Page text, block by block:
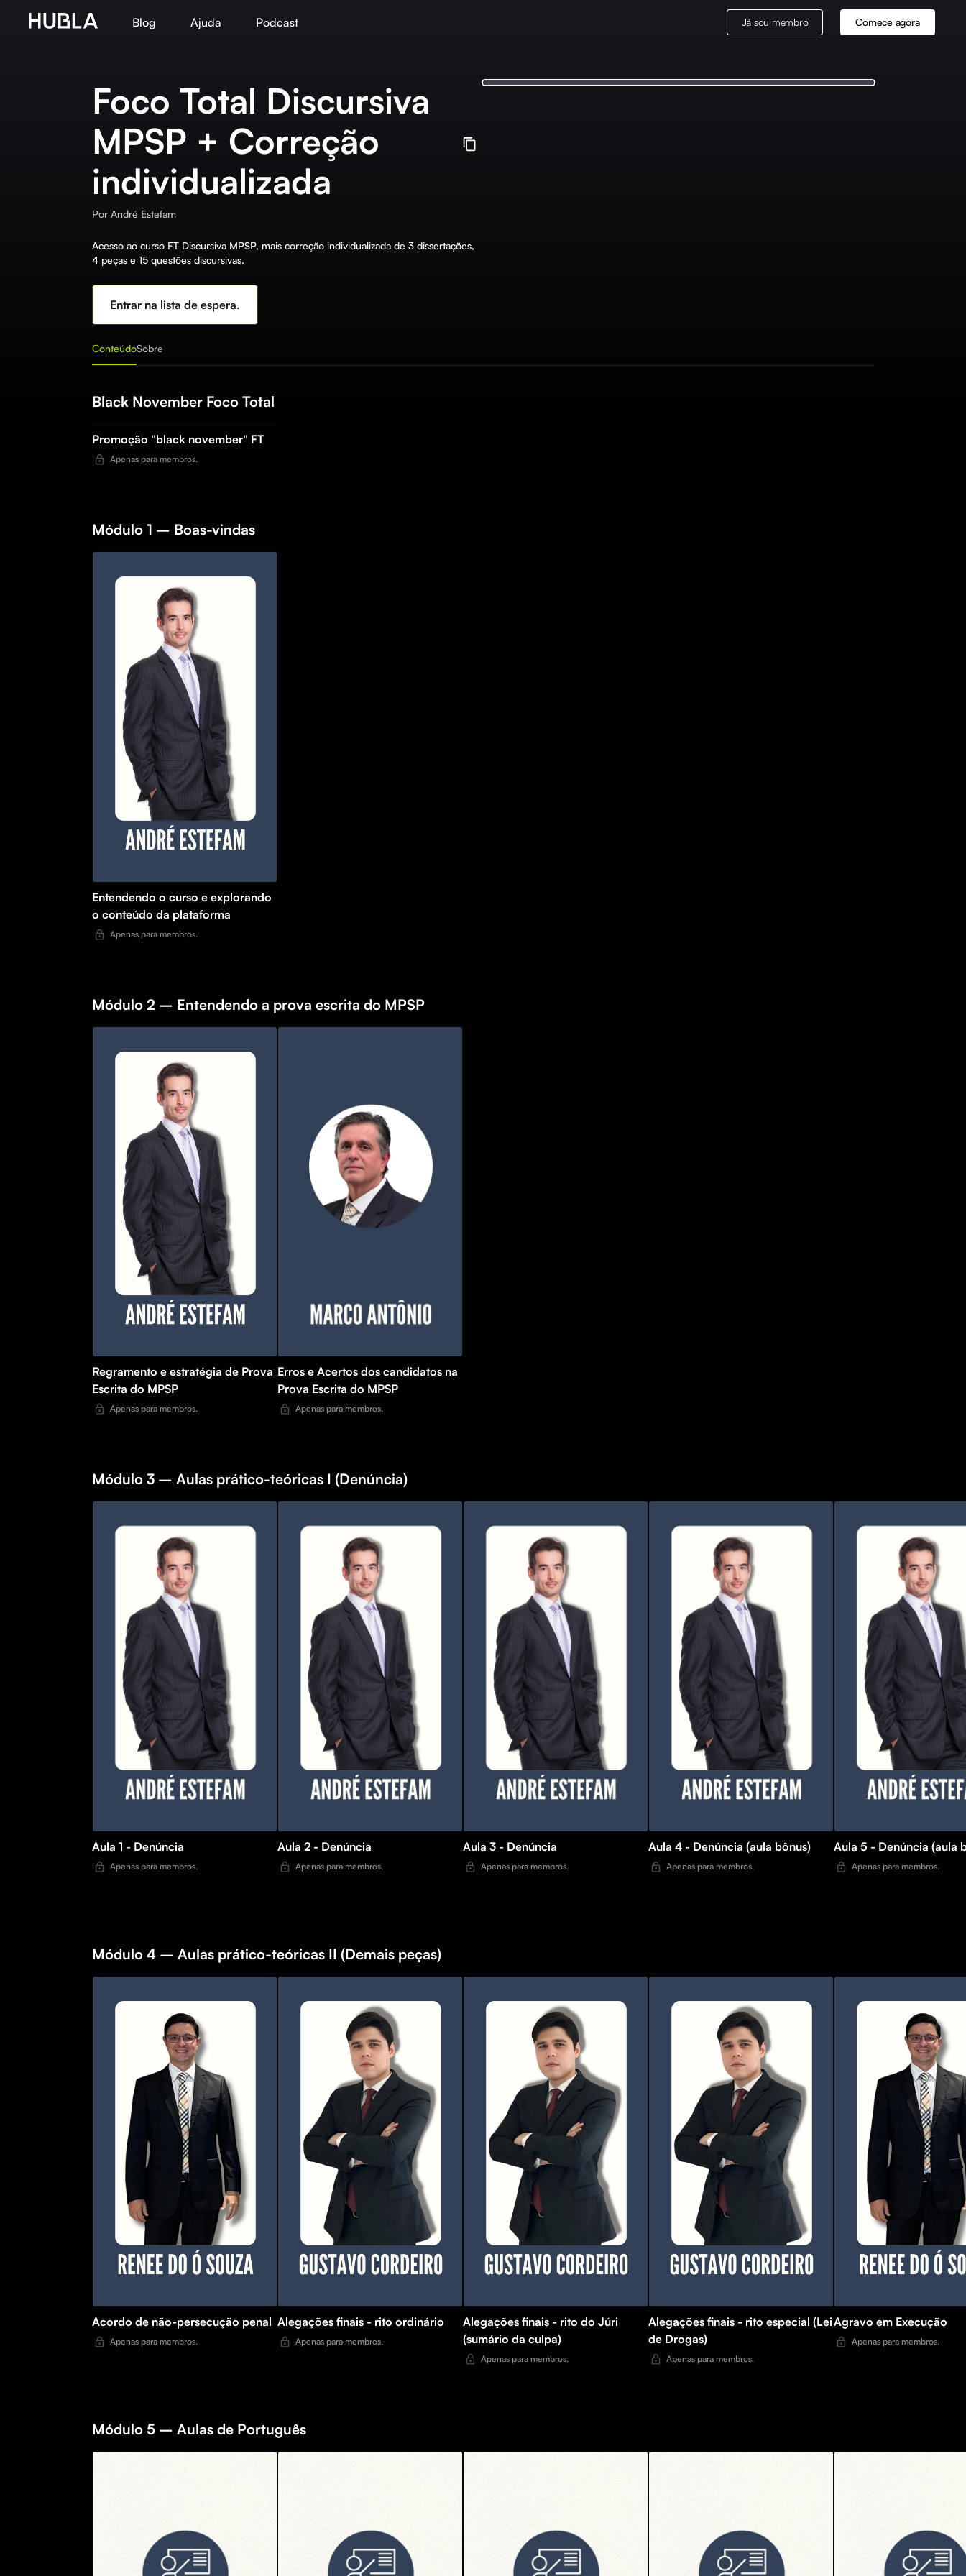
Blog Ajuda Podcast Já sou membro Comece agora
Foco Total Discursiva
MPSP + Correção
individualizada
Por André Estefam
Acesso ao curso FT Discursiva MPSP, mais correção individualizada de 3 dissertações,
4 peças e 15 questões discursivas.
Entrar na lista de espera.
ConteúdoSobre
Black November Foco Total
Promoção "black november" FT
Apenas para membros.
Módulo 1 – Boas-vindas
Entendendo o curso e explorando
o conteúdo da plataforma
Apenas para membros.
Módulo 2 – Entendendo a prova escrita do MPSP
Regramento e estratégia de Prova
Escrita do MPSP
Apenas para membros.
Erros e Acertos dos candidatos na
Prova Escrita do MPSP
Apenas para membros.
Módulo 3 – Aulas prático-teóricas I (Denúncia)
Aula 1 - Denúncia
Apenas para membros.
Aula 2 - Denúncia
Apenas para membros.
Aula 3 - Denúncia
Apenas para membros.
Aula 4 - Denúncia (aula bônus)
Apenas para membros.
Aula 5 - Denúncia (aula
Apenas para membros.
Módulo 4 – Aulas prático-teóricas II (Demais peças)
Acordo de não-persecução penal
Apenas para membros.
Alegações finais - rito ordinário
Apenas para membros.
Alegações finais - rito do Júri
(sumário da culpa)
Apenas para membros.
Alegações finais - rito especial (Lei
de Drogas)
Apenas para membros.
Agravo em Execução
Apenas para membros.
Módulo 5 – Aulas de Português